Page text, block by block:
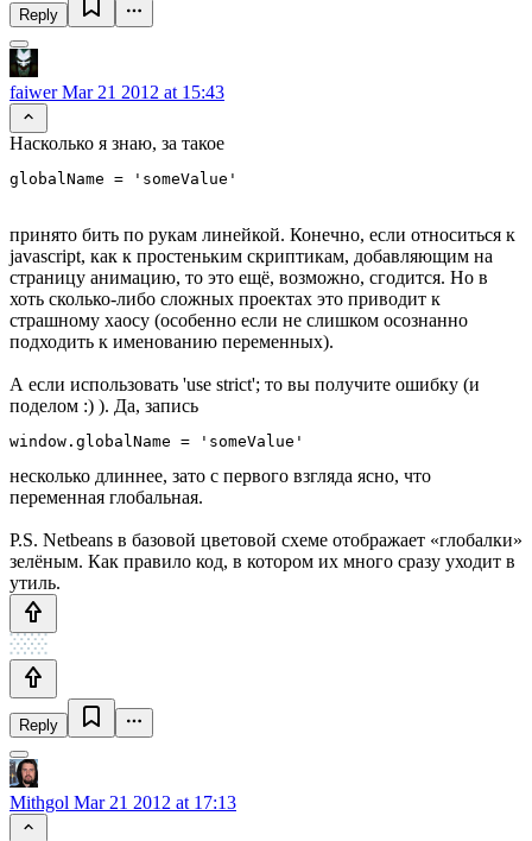
Reply
faiwerMar 21 2012 at 15:43
Насколько я знаю, за такое
globalName = 'someValue'
принято бить по рукам линейкой. Конечно, если относиться к
javascript, как к простеньким скриптикам, добавляющим на
страницу анимацию, то это ещё, возможно, сгодится. Но в
хоть сколько-либо сложных проектах это приводит к
страшному хаосу (особенно если не слишком осознанно
подходить к именованию переменных).
А если использовать 'use strict'; то вы получите ошибку (и
поделом :) ). Да, запись
window.globalName = 'someValue'
несколько длиннее, зато с первого взгляда ясно, что
переменная глобальная.
P.S. Netbeans в базовой цветовой схеме отображает «глобалки»
зелёным. Как правило код, в котором их много сразу уходит в
утиль.
Reply
Mithgol Mar 21 2012 at 17:13